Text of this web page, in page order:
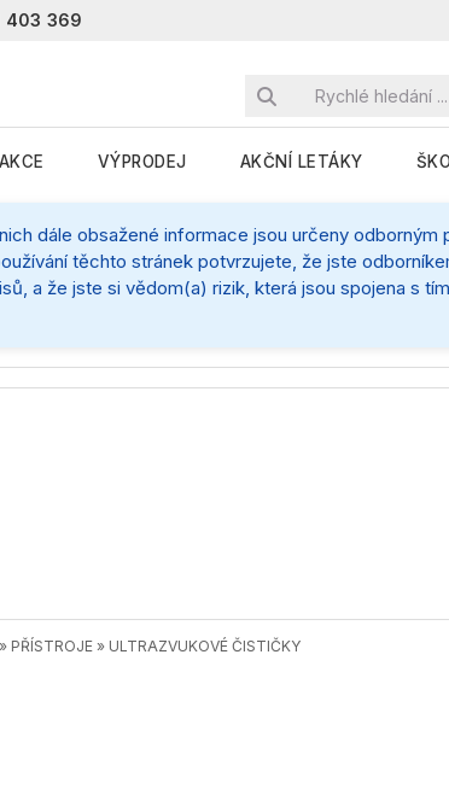
403 369
AKCE VÝPRODEJ AKČNÍ LETÁKY
dále obsažené informace jsou určeny
těchto stránek potvrzujete, že jste
a že jste si vědom(a) rizik, která jsou spojena s
» PŘÍSTROJE » ULTRAZVUKOVÉ ČISTIČKY